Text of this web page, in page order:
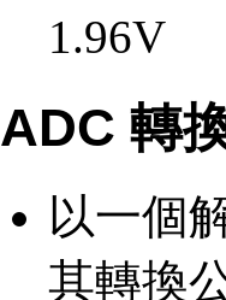
1.96V
ADC 轉
以一個
其轉換